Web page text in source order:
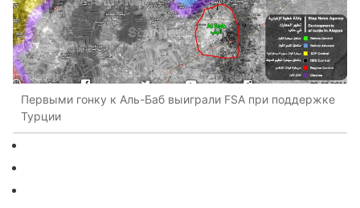
Первыми гонку к Аль-Баб выиграли FSA при поддержке
Турции